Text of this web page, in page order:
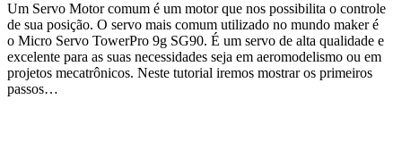
Um Servo Motor comum é um motor que nos possibilita o controle
de sua posição. O servo mais comum utilizado no mundo maker é
o Micro Servo TowerPro 9g SG90. É um servo de alta qualidade e
excelente para as suas necessidades seja em aeromodelismo ou em
projetos mecatrônicos. Neste tutorial iremos mostrar os primeiros
passos…